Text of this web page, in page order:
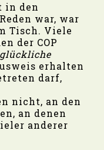
in den
war, war
Tisch. Viele
der COP
glückliche
erhalten
darf,
nicht, an den
an denen
anderer